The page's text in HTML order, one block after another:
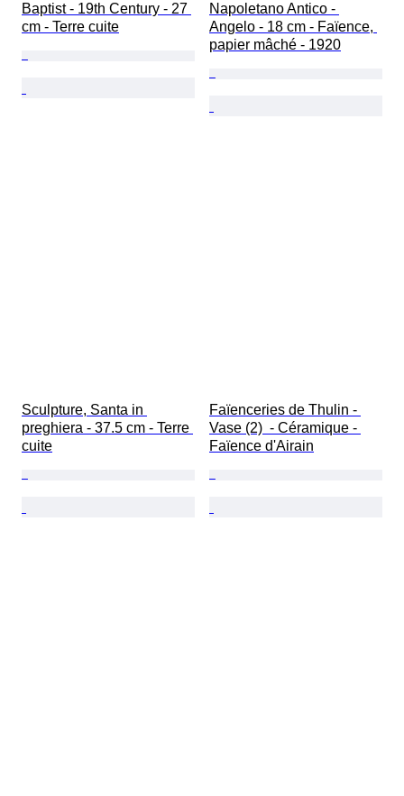
Baptist - 19th Century - 27
cm - Terre cuite
Napoletano Antico -
Angelo - 18 cm - Faïence,
papier mâché - 1920
Sculpture, Santa in
preghiera - 37.5 cm - Terre
cuite
Faïenceries de Thulin -
Vase (2)  - Céramique -
Faïence d'Airain